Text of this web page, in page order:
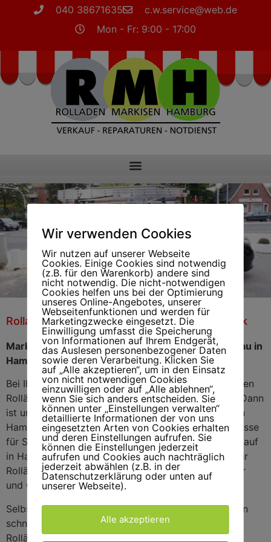
040 38671635
c.w.service@web.de
Mon - Fr: 9:00 - 17:00
Rolladenreparatur/Markisenreparatur
Kleiner Grasbrook
Jetzt Termin vereinbaren
Rolladen Markisenreparatur Kleiner Grasbrook
Markisen und Rolläden – große Auswahl und Einbau in
Hamburg Kleiner Grasbrook
Bei Ihrem neuen Eigenheim fehlen noch die passenden
Rolläden und schöne Markisen für Außenbereiche? Dann
ist unser kompetenter Markisen- und Rolladenbau in
Hamburg Kleiner Grasbrook genau die richtige Adresse
für Sie. In unserer großen Auswahl bei Markisenverkauf
in Hamburg Kleiner Grasbrook und beim Angebot für
Rolläden finden Sie die passende Lösung für Fenster
und Garten.
Selbstverständlich sorgen unsere Profis auch für den
schnellen und perfekten Einbau Ihrer Markisen und
Rolläden. Falls es mit Rolläden und Markisen ein
Wir verwenden Cookies
Wir nutzen auf unserer Webseite
Cookies. Einige Cookies sind notwendig
(z.B. für den Warenkorb) andere sind
nicht notwendig. Die nicht-notwendigen
Cookies helfen uns bei der Optimierung
unseres Online-Angebotes, unserer
Webseitenfunktionen und werden für
Marketingzwecke eingesetzt. Die
Einwilligung umfasst die Speicherung
von Informationen auf Ihrem Endgerät,
das Auslesen personenbezogener Daten
sowie deren Verarbeitung. Klicken Sie
auf „Alle akzeptieren“, um in den Einsatz
von nicht notwendigen Cookies
einzuwilligen oder auf „Alle ablehnen“,
wenn Sie sich anders entscheiden. Sie
können unter „Einstellungen verwalten“
detaillierte Informationen der von uns
eingesetzten Arten von Cookies erhalten
und deren Einstellungen aufrufen. Sie
können die Einstellungen jederzeit
aufrufen und Cookies auch nachträglich
jederzeit abwählen (z.B. in der
Datenschutzerklärung oder unten auf
unserer Webseite).
Alle akzeptieren